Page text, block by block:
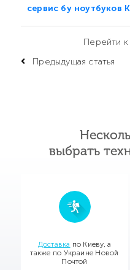
сервис бу ноутбуков
Предыдущая статья
Перейти к
выбрать
Доставка по Киеву, а
также по Украине Новой
Почтой